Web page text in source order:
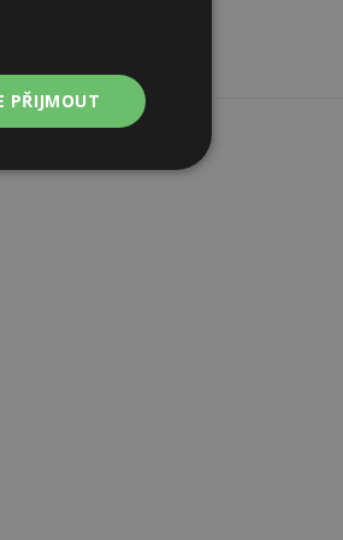
PŘIJMOUT
Nezařazené
správa účtu.